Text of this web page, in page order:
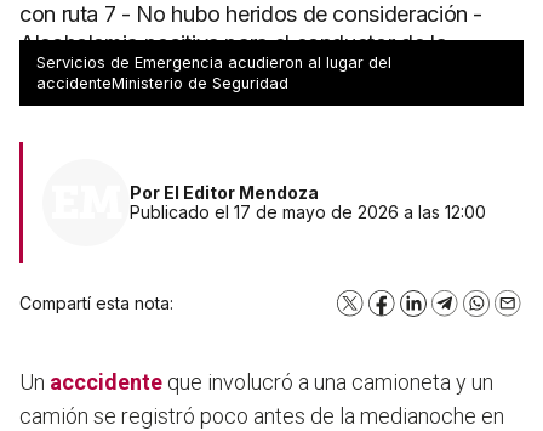
con ruta 7 - No hubo heridos de consideración -
Alcoholemia positiva para el conductor de la
camioneta
Servicios de Emergencia acudieron al lugar del
accidenteMinisterio de Seguridad
Por El Editor Mendoza
Publicado el 17 de mayo de 2026 a las 12:00
Compartí esta nota: X Facebook
LinkedInTelegram
Un acccidente que involucró a una camioneta y un
camión se registró poco antes de la medianoche en